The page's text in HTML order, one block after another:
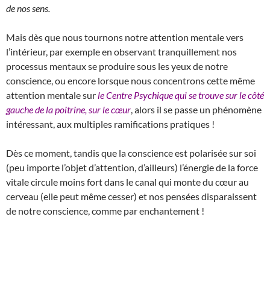
de nos sens.
Mais dès que nous tournons notre attention mentale vers
l’intérieur, par exemple en observant tranquillement nos
processus mentaux se produire sous les yeux de notre
conscience, ou encore lorsque nous concentrons cette même
attention mentale sur le Centre Psychique qui se trouve sur le côté
gauche de la poitrine, sur le cœur , alors il se passe un phénomène
intéressant, aux multiples ramifications pratiques !
Dès ce moment, tandis que la conscience est polarisée sur soi
(peu importe l’objet d’attention, d’ailleurs) l’énergie de la force
vitale circule moins fort dans le canal qui monte du cœur au
cerveau (elle peut même cesser) et nos pensées disparaissent
de notre conscience, comme par enchantement !